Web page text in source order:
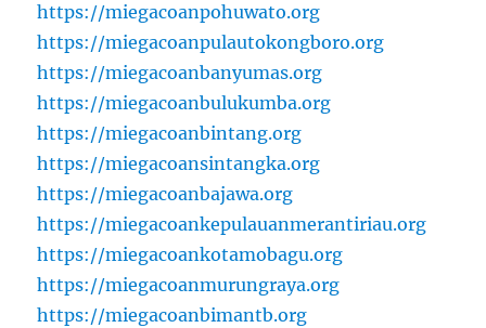
https://miegacoanpohuwato.org
https://miegacoanpulautokongboro.org
https://miegacoanbanyumas.org
https://miegacoanbulukumba.org
https://miegacoanbintang.org
https://miegacoansintangka.org
https://miegacoanbajawa.org
https://miegacoankepulauanmerantiriau.org
https://miegacoankotamobagu.org
https://miegacoanmurungraya.org
https://miegacoanbimantb.org